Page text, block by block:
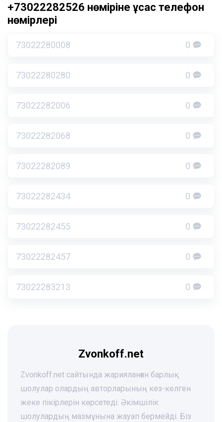
+73022282526 нөміріне ұқсас телефон
нөмірлері
73022280008 0
73022280280 0
73022282006 0
73022282068 0
73022282089 0
73022282434 0
73022282455 0
73022282457 0
73022283213 0
Zvonkoff.net
Zvonkoff.net сайтында жарияланған барлық
шолулар олардың авторларының кез-келген
жеке пікірлерін көрсетеді. Әкімшілік
шолулардың мазмұнына жауап бермейді. Біз